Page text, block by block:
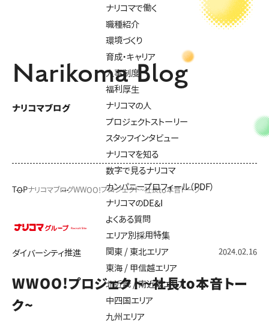
ナリコマで働く
職種紹介
環境づくり
育成・キャリア
人事制度
福利厚生
ナリコマの人
プロジェクトストーリー
スタッフインタビュー
ナリコマを知る
数字で見るナリコマ
カンパニープロフィール（PDF）
ナリコマのDE&I
よくある質問
エリア別採用特集
関東 / 東北エリア
東海 / 甲信越エリア
北近畿 / 南近畿エリア
中四国エリア
九州エリア
Narikoma Blog
ナリコマブログ
TOPナリコマブログWWOO!プロジェクト~社長to本音トーク~
ダイバーシティ推進 2024.02.16
WWOO!プロジェクト~社長to本音トー
ク~